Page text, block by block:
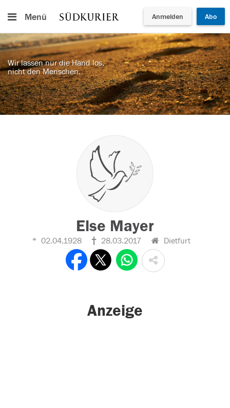
Menü Anmelden Abo
Wir lassen nur die Hand los,
nicht den Menschen.
Else Mayer
02.04.1928 28.03.2017 Dietfurt
Anzeige